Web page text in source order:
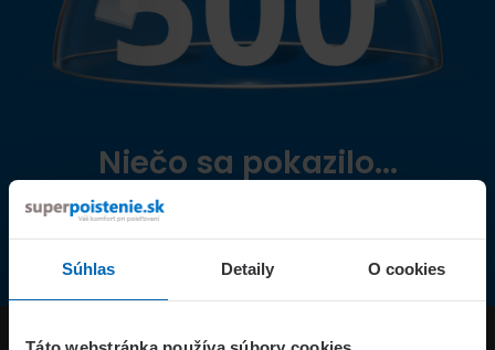
Súhlas Detaily O cookies
Niečo sa pokazilo...
Přejít na úvodní stránku
Produkty